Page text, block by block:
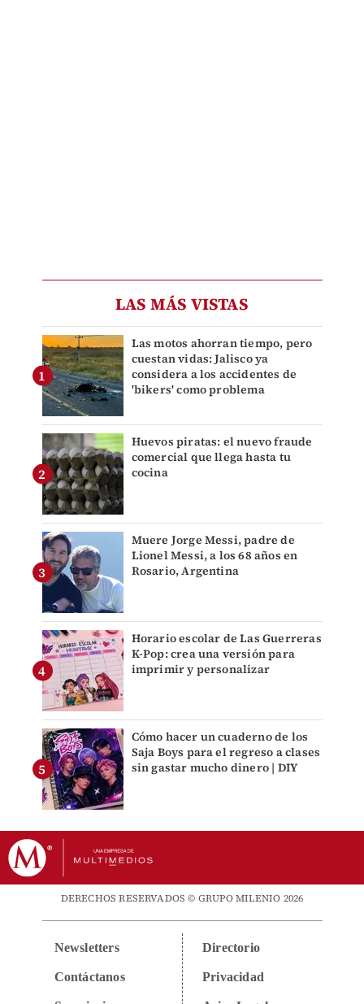
LAS MÁS VISTAS
Las motos ahorran tiempo, pero
cuestan vidas: Jalisco ya
considera a los accidentes de
'bikers' como problema
Huevos piratas: el nuevo fraude
comercial que llega hasta tu
cocina
Muere Jorge Messi, padre de
Lionel Messi, a los 68 años en
Rosario, Argentina
Horario escolar de Las Guerreras
K-Pop: crea una versión para
imprimir y personalizar
Cómo hacer un cuaderno de los
Saja Boys para el regreso a clases
sin gastar mucho dinero | DIY
DERECHOS RESERVADOS © GRUPO MILENIO 2026
Newsletters
Contáctanos
Directorio
Privacidad